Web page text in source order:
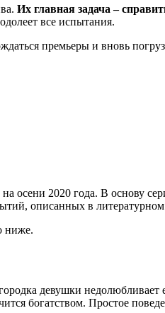
Их главная задача –
все испытания.
премьеры и вновь
2020 года. В основу
описанных в
ниже.
девушки недолюбливает
богатством. Простое